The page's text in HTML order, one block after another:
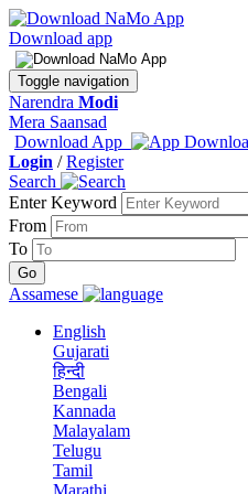
Download app
Toggle navigation
Narendra Modi
Mera Saansad
Download App
Login /Register
Search
Enter Keyword
From
To
Assamese
English
Gujarati
हिन्दी
Bengali
Kannada
Malayalam
Telugu
Tamil
Marathi